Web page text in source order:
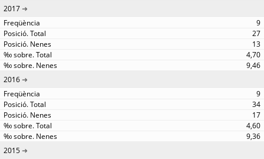
2017
9
27
13
4,70
9,46
2016
9
34
17
4,60
9,36
2015